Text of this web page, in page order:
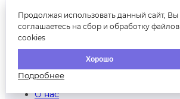
Обратный звонок
Партнерам
Доставка
Оплата
Контакты
О нас
Продолжая использовать данный сайт, Вы
соглашаетесь на сбор и обработку файлов
cookies
Хорошо
Подробнее